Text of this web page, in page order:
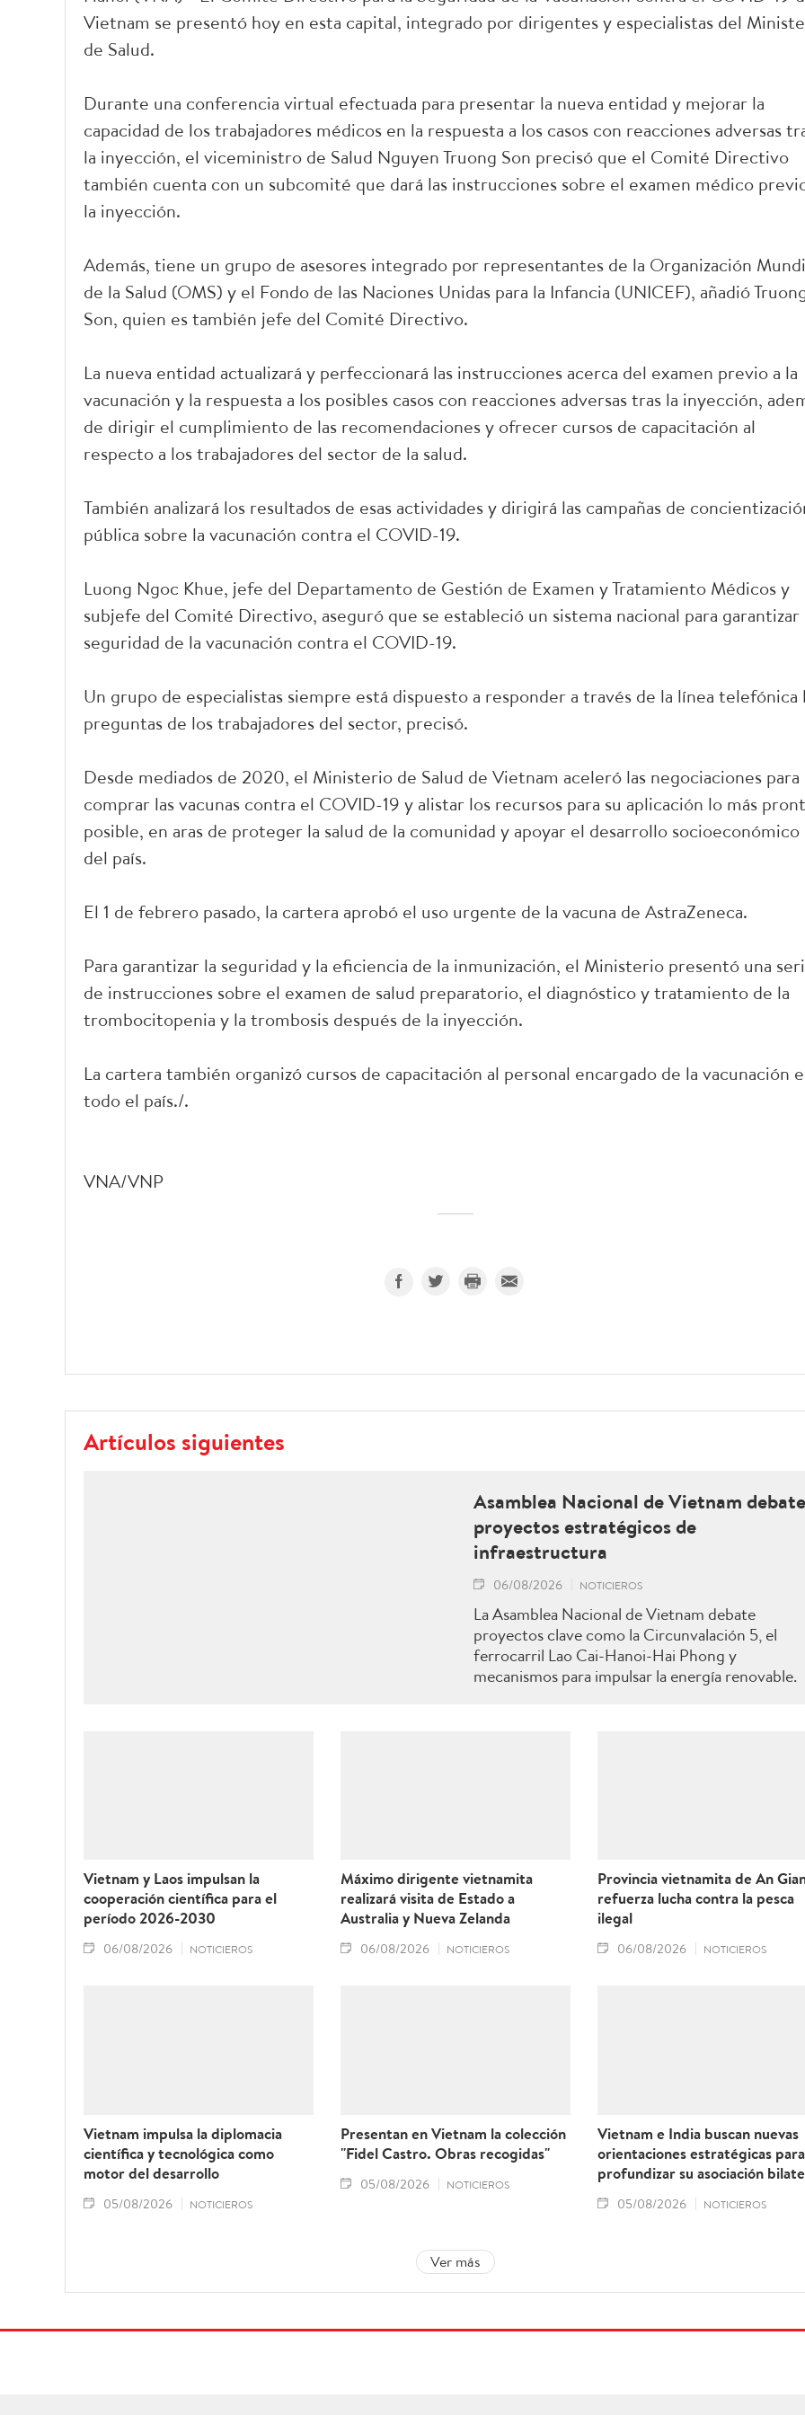
Vietnam se presentó hoy en esta capital, integrado por dirigentes y especialistas del
de Salud.
Durante una conferencia virtual efectuada para presentar la nueva entidad y mejorar la
capacidad de los trabajadores médicos en la respuesta a los casos con reacciones adversas
la inyección, el viceministro de Salud Nguyen Truong Son precisó que el Comité Directivo
también cuenta con un subcomité que dará las instrucciones sobre el examen médico
la inyección.
Además, tiene un grupo de asesores integrado por representantes de la Organización
de la Salud (OMS) y el Fondo de las Naciones Unidas para la Infancia (UNICEF), añadió
Son, quien es también jefe del Comité Directivo.
La nueva entidad actualizará y perfeccionará las instrucciones acerca del examen previo a la
vacunación y la respuesta a los posibles casos con reacciones adversas tras la inyección,
de dirigir el cumplimiento de las recomendaciones y ofrecer cursos de capacitación al
respecto a los trabajadores del sector de la salud.
También analizará los resultados de esas actividades y dirigirá las campañas de
pública sobre la vacunación contra el COVID-19.
Luong Ngoc Khue, jefe del Departamento de Gestión de Examen y Tratamiento Médicos y
subjefe del Comité Directivo, aseguró que se estableció un sistema nacional para garantizar
seguridad de la vacunación contra el COVID-19.
Un grupo de especialistas siempre está dispuesto a responder a través de la línea telefónica
preguntas de los trabajadores del sector, precisó.
Desde mediados de 2020, el Ministerio de Salud de Vietnam aceleró las negociaciones para
comprar las vacunas contra el COVID-19 y alistar los recursos para su aplicación lo más
posible, en aras de proteger la salud de la comunidad y apoyar el desarrollo socioeconómico
del país.
El 1 de febrero pasado, la cartera aprobó el uso urgente de la vacuna de AstraZeneca.
Para garantizar la seguridad y la eficiencia de la inmunización, el Ministerio presentó una
de instrucciones sobre el examen de salud preparatorio, el diagnóstico y tratamiento de la
trombocitopenia y la trombosis después de la inyección.
La cartera también organizó cursos de capacitación al personal encargado de la vacunación
todo el país./.
VNA/VNP
Artículos siguientes
Asamblea Nacional de Vietnam debate
proyectos estratégicos de
infraestructura
06/08/2026 NOTICIEROS
La Asamblea Nacional de Vietnam debate
proyectos clave como la Circunvalación 5, el
ferrocarril Lao Cai-Hanoi-Hai Phong y
mecanismos para impulsar la energía renovable.
Vietnam y Laos impulsan la
cooperación científica para el
período 2026-2030
06/08/2026 NOTICIEROS
Máximo dirigente vietnamita
realizará visita de Estado a
Australia y Nueva Zelanda
06/08/2026 NOTICIEROS
Provincia vietnamita de An
refuerza lucha contra la pesca
ilegal
06/08/2026 NOTICIEROS
Vietnam impulsa la diplomacia
científica y tecnológica como
motor del desarrollo
05/08/2026 NOTICIEROS
Presentan en Vietnam la colección
"Fidel Castro. Obras recogidas"
05/08/2026 NOTICIEROS
Vietnam e India buscan nuevas
orientaciones estratégicas para
profundizar su asociación
05/08/2026 NOTICIEROS
Ver más